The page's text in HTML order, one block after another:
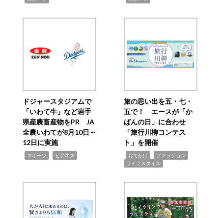
ドジャースタジアムで
「いわて牛」など岩手
県産農畜産物をPR JA
全農いわてが8月10日～
12日に実施
スポーツ ビジネス
旅の思い出を五・七・
五で！ エースが「か
ばんの日」に合わせ
「旅行川柳コンテス
ト」を開催
おでかけ ファッション
ライフスタイル